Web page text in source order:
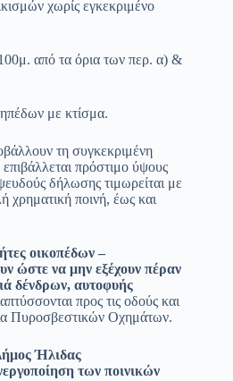
χωρίς εγκεκριμένο
100μ. από τα όρια των περ. α) &
με κτίσμα.
τη συγκεκριμένη
πρόστιμο ύψους
δήλωσης τιμωρείται με
χρηματική ποινή, έως και
οικοπέδων –
ώστε να μην εξέχουν πέραν
δένδρων, αυτοφυής
προς τις οδούς και
Πυροσβεστικών Οχημάτων.
Ήλιδας
των ποινικών